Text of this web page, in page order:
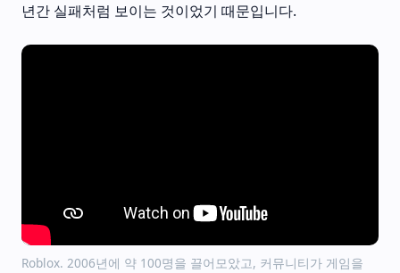
년간 실패처럼 보이는 것이었기 때문입니다.
Roblox. 2006년에 약 100명을 끌어모았고, 커뮤니티가 게임을